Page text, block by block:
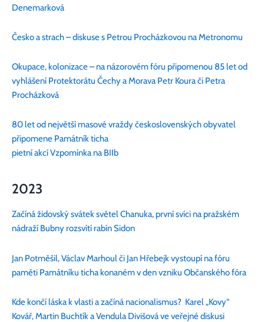
Denemarková
Česko a strach – diskuse s Petrou Procházkovou na Metronomu
Okupace, kolonizace – na názorovém fóru připomenou 85 let od
vyhlášení Protektorátu Čechy a Morava Petr Koura či Petra
Procházková
80 let od největší masové vraždy československých obyvatel
připomene Památník ticha
pietní akcí Vzpomínka na BIIb
2023
Začíná židovský svátek světel Chanuka, první svíci na pražském
nádraží Bubny rozsvítí rabín Sidon
Jan Potměšil, Václav Marhoul či Jan Hřebejk vystoupí na fóru
paměti Památníku ticha konaném v den vzniku Občanského fóra
Kde končí láska k vlasti a začíná nacionalismus? Karel „Kovy“
Kovář, Martin Buchtík a Vendula Divišová ve veřejné diskusi